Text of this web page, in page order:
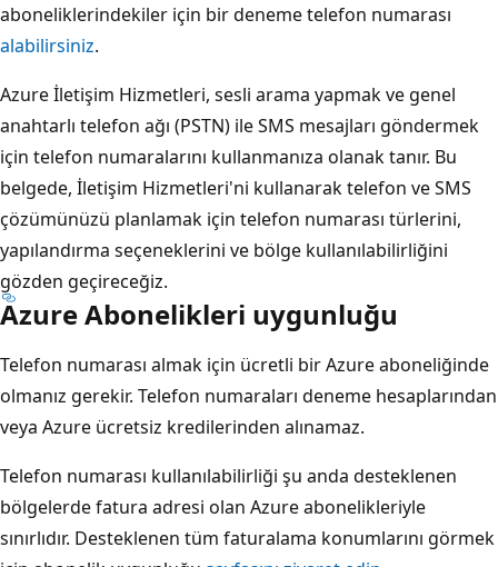
aboneliklerindekiler için bir deneme telefon numarası
alabilirsiniz.
Azure İletişim Hizmetleri, sesli arama yapmak ve genel
anahtarlı telefon ağı (PSTN) ile SMS mesajları göndermek
için telefon numaralarını kullanmanıza olanak tanır. Bu
belgede, İletişim Hizmetleri'ni kullanarak telefon ve SMS
çözümünüzü planlamak için telefon numarası türlerini,
yapılandırma seçeneklerini ve bölge kullanılabilirliğini
gözden geçireceğiz.
Azure Abonelikleri uygunluğu
Telefon numarası almak için ücretli bir Azure aboneliğinde
olmanız gerekir. Telefon numaraları deneme hesaplarından
veya Azure ücretsiz kredilerinden alınamaz.
Telefon numarası kullanılabilirliği şu anda desteklenen
bölgelerde fatura adresi olan Azure abonelikleriyle
sınırlıdır. Desteklenen tüm faturalama konumlarını görmek